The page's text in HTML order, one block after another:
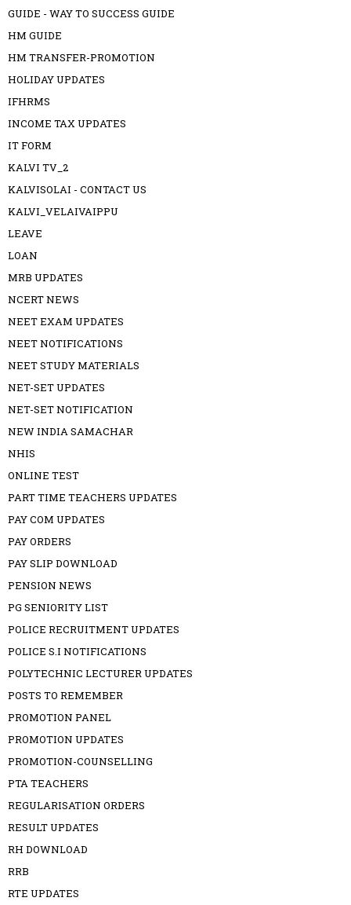
GUIDE - WAY TO SUCCESS GUIDE
HM GUIDE
HM TRANSFER-PROMOTION
HOLIDAY UPDATES
IFHRMS
INCOME TAX UPDATES
IT FORM
KALVI TV_2
KALVISOLAI - CONTACT US
KALVI_VELAIVAIPPU
LEAVE
LOAN
MRB UPDATES
NCERT NEWS
NEET EXAM UPDATES
NEET NOTIFICATIONS
NEET STUDY MATERIALS
NET-SET UPDATES
NET-SET NOTIFICATION
NEW INDIA SAMACHAR
NHIS
ONLINE TEST
PART TIME TEACHERS UPDATES
PAY COM UPDATES
PAY ORDERS
PAY SLIP DOWNLOAD
PENSION NEWS
PG SENIORITY LIST
POLICE RECRUITMENT UPDATES
POLICE S.I NOTIFICATIONS
POLYTECHNIC LECTURER UPDATES
POSTS TO REMEMBER
PROMOTION PANEL
PROMOTION UPDATES
PROMOTION-COUNSELLING
PTA TEACHERS
REGULARISATION ORDERS
RESULT UPDATES
RH DOWNLOAD
RRB
RTE UPDATES